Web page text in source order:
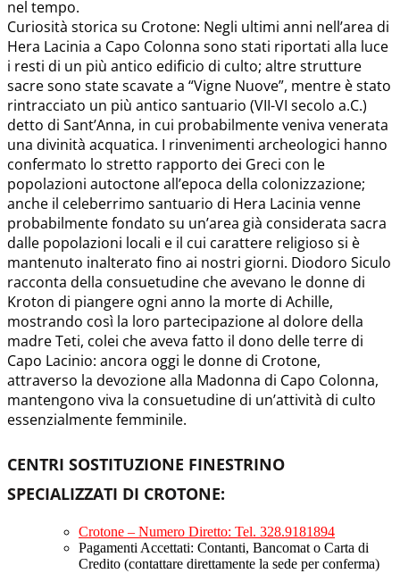
nel tempo.
Curiosità storica su Crotone: Negli ultimi anni nell’area di
Hera Lacinia a Capo Colonna sono stati riportati alla luce
i resti di un più antico edificio di culto; altre strutture
sacre sono state scavate a “Vigne Nuove”, mentre è stato
rintracciato un più antico santuario (VII-VI secolo a.C.)
detto di Sant’Anna, in cui probabilmente veniva venerata
una divinità acquatica. I rinvenimenti archeologici hanno
confermato lo stretto rapporto dei Greci con le
popolazioni autoctone all’epoca della colonizzazione;
anche il celeberrimo santuario di Hera Lacinia venne
probabilmente fondato su un’area già considerata sacra
dalle popolazioni locali e il cui carattere religioso si è
mantenuto inalterato fino ai nostri giorni. Diodoro Siculo
racconta della consuetudine che avevano le donne di
Kroton di piangere ogni anno la morte di Achille,
mostrando così la loro partecipazione al dolore della
madre Teti, colei che aveva fatto il dono delle terre di
Capo Lacinio: ancora oggi le donne di Crotone,
attraverso la devozione alla Madonna di Capo Colonna,
mantengono viva la consuetudine di un’attività di culto
essenzialmente femminile.
CENTRI SOSTITUZIONE FINESTRINO
SPECIALIZZATI DI CROTONE:
Crotone – Numero Diretto: Tel. 328.9181894
Pagamenti Accettati: Contanti, Bancomat o Carta di
Credito (contattare direttamente la sede per conferma)